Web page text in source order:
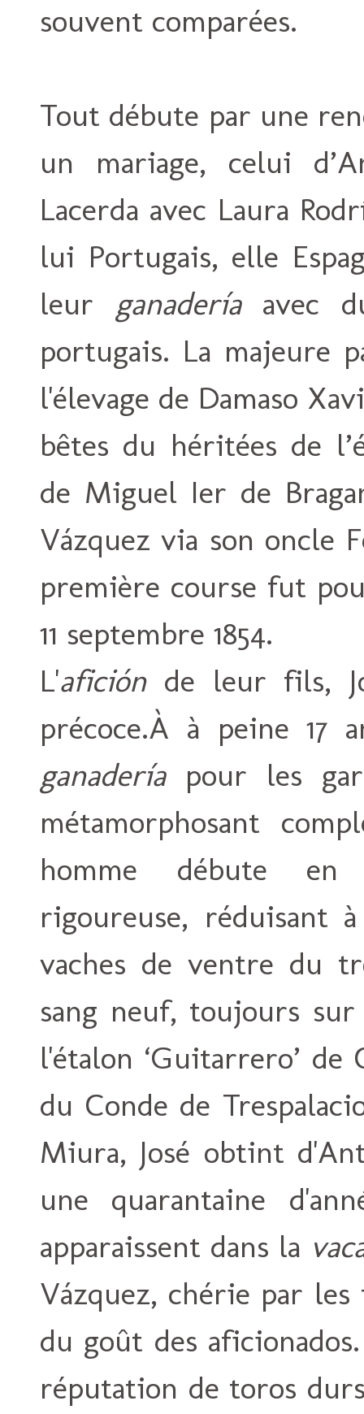
souvent comparées.
Tout débute par une
un mariage, celui
Lacerda avec Laura
lui Portugais, elle
leur ganaderíaavec
portugais. La majeure
l'élevage de Damaso
bêtes du héritées de
de Miguel Ier de
Vázquez via son oncle
première course fut
11 septembre 1854.
L'aficiónde leur fils,
précoce.À à peine
ganaderíapour les
métamorphosant
homme débute en
rigoureuse, réduisant
vaches de ventre du
sang neuf, toujours sur
l'étalon ‘Guitarrero’ de
du Conde de
Miura, José obtint
une quarantaine
apparaissent dans la
Vázquez, chérie par
du goût des
réputation de toros